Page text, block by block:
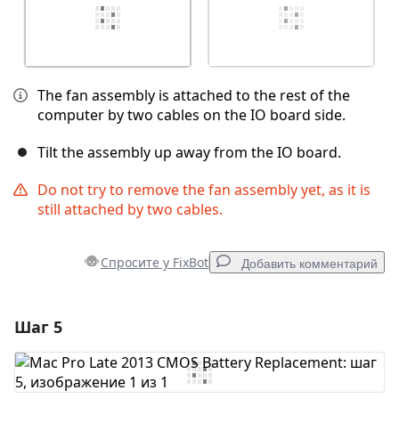
The fan assembly is attached to the rest of the
computer by two cables on the IO board side.
Tilt the assembly up away from the IO board.
Do not try to remove the fan assembly yet, as it is
still attached by two cables.
Спросите у FixBot Добавить комментарий
Добавить комментарий
Шаг 5